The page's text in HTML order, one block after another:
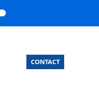
CONTACT